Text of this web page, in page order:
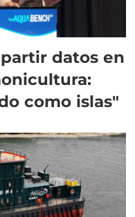
datos en
como islas"